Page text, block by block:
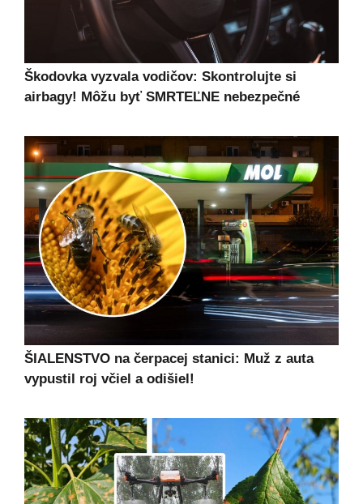
Škodovka vyzvala vodičov: Skontrolujte si
airbagy! Môžu byť SMRTEĽNE nebezpečné
ŠIALENSTVO na čerpacej stanici: Muž z auta
vypustil roj včiel a odišiel!